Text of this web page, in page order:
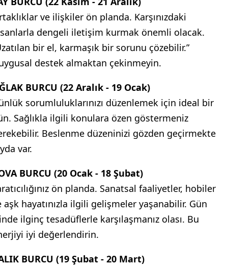
ve ilişkiler ön planda. Karşınızdaki
dengeli iletişim kurmak önemli olacak.
bir el, karmaşık bir sorunu çözebilir.”
destek almaktan çekinmeyin.
BURCU (22 Aralık - 19 Ocak)
sorumluluklarınızı düzenlemek için ideal bir
Sağlıkla ilgili konulara özen göstermeniz
Beslenme düzeninizi gözden geçirmekte
var.
BURCU (20 Ocak - 18 Şubat)
ön planda. Sanatsal faaliyetler, hobiler
aşk hayatınızla ilgili gelişmeler yaşanabilir. Gün
ilginç tesadüflerle karşılaşmanız olası. Bu
iyi değerlendirin.
BURCU (19 Şubat - 20 Mart)